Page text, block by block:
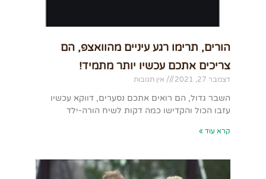
הורים, תרימו רגע עיניים מהוואצפ, הם
צריכים אתכם עכשיו יותר מתמיד!
דצמבר 27, 2021 אין תגובות
השבר גדול, הם רואים אתכם נסערים, דווקא עכשיו
עזבו הכול והקדישו כמה דקות לשיח הורה-ילד
קרא עוד »